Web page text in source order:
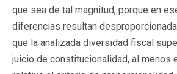
que sea de tal magnitud, porque en
diferencias resultan
que la analizada diversidad fiscal
juicio de constitucionalidad, al menos